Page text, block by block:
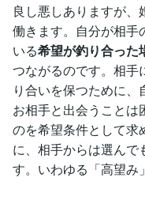
良し悪しありますが
働きます。自分が相手
いる希望が釣り合った
つながるのです。相手
り合いを保つために
お相手と出会うことは
のを希望条件として求
に、相手からは選んで
す。いわゆる「高望み